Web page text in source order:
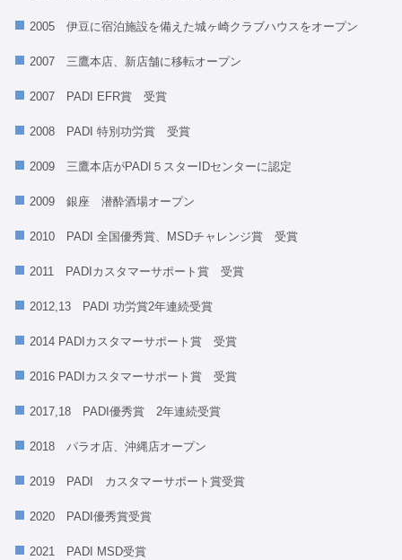
2005 伊豆に宿泊施設を備えた城ヶ崎クラブハウスをオープン
2007 三鷹本店、新店舗に移転オープン
2007 PADI EFR賞 受賞
2008 PADI 特別功労賞 受賞
2009 三鷹本店がPADI５スターIDセンターに認定
2009 銀座 潜酔酒場オープン
2010 PADI 全国優秀賞、MSDチャレンジ賞 受賞
2011 PADIカスタマーサポート賞 受賞
2012,13 PADI 功労賞2年連続受賞
2014 PADIカスタマーサポート賞 受賞
2016 PADIカスタマーサポート賞 受賞
2017,18 PADI優秀賞 2年連続受賞
2018 パラオ店、沖縄店オープン
2019 PADI カスタマーサポート賞受賞
2020 PADI優秀賞受賞
2021 PADI MSD受賞